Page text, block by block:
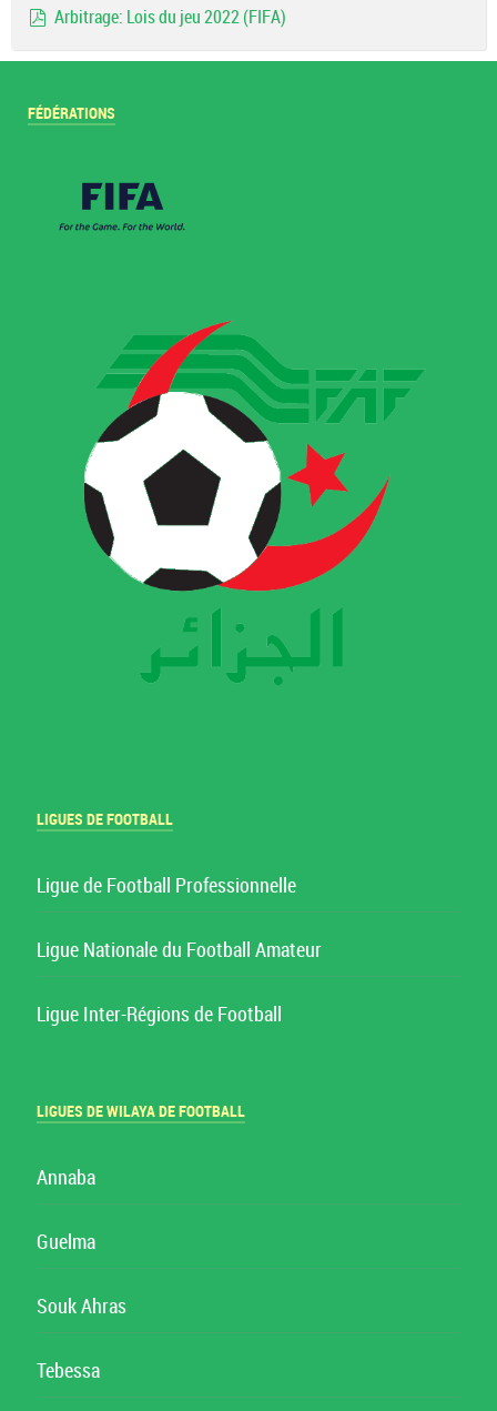
Arbitrage: Lois du jeu 2022 (FIFA)
FÉDÉRATIONS
LIGUES DE FOOTBALL
Ligue de Football Professionnelle
Ligue Nationale du Football Amateur
Ligue Inter-Régions de Football
LIGUES DE WILAYA DE FOOTBALL
Annaba
Guelma
Souk Ahras
Tebessa